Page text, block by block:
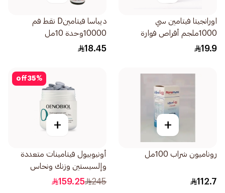
اورانجيتا فيتامين سي
1000ملجم أقراص فوارة
20قرص
19.9
ديباسا فيتامينD نقط فم
10000وحدة 10مل
18.45
+
روناميون شراب 100مل
112.7
35%
off
+
أونيوبيول فيتامينات متعددة
وإلسيستين وزنك ونحاس
60قرص
245
159.25